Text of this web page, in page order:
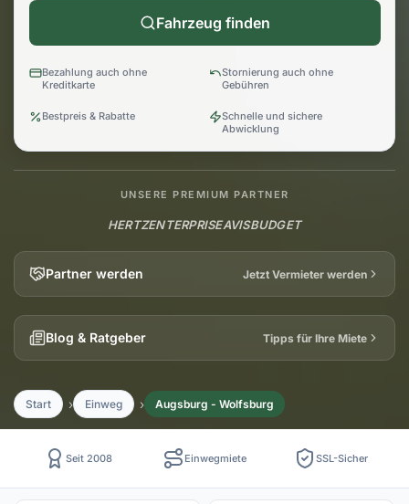
Fahrzeug finden
Bezahlung auch ohne
Kreditkarte
Stornierung auch ohne
Gebühren
Bestpreis & Rabatte
Schnelle und sichere
Abwicklung
UNSERE PREMIUM PARTNER
HERTZENTERPRISEAVISBUDGET
Partner werden Jetzt Vermieter werden
Blog & Ratgeber Tipps für Ihre Miete
Start Einweg Augsburg - Wolfsburg
Seit 2008 Einwegmiete SSL-Sicher